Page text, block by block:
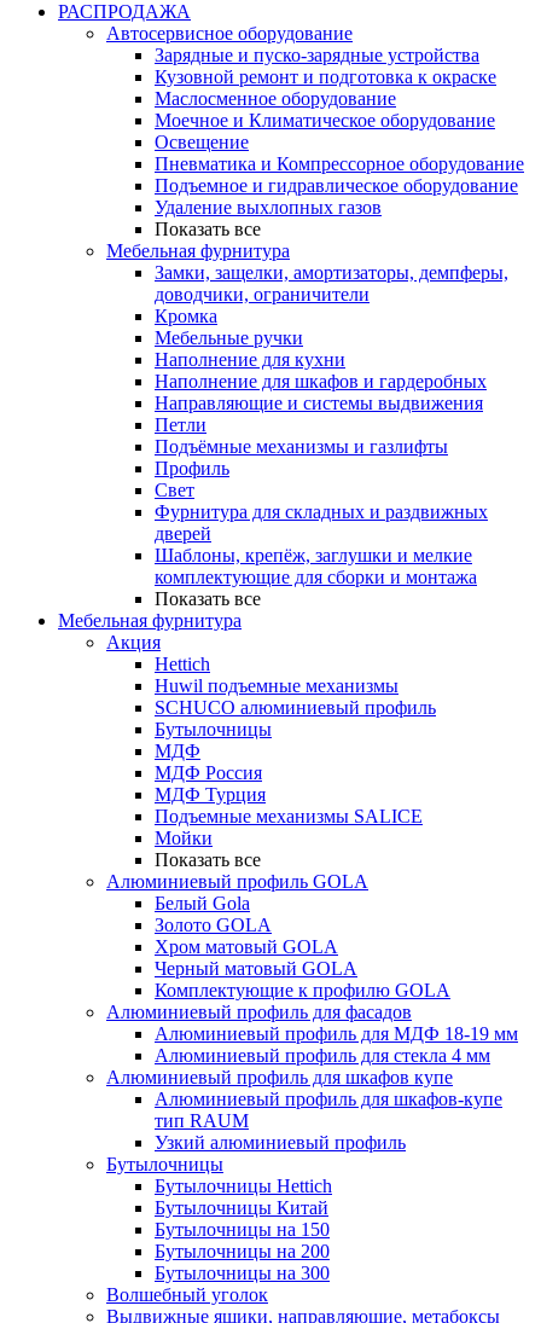
РАСПРОДАЖА
Автосервисное оборудование
Зарядные и пуско-зарядные устройства
Кузовной ремонт и подготовка к окраске
Маслосменное оборудование
Моечное и Климатическое оборудование
Освещение
Пневматика и Компрессорное оборудование
Подъемное и гидравлическое оборудование
Удаление выхлопных газов
Показать все
Мебельная фурнитура
Замки, защелки, амортизаторы, демпферы,
доводчики, ограничители
Кромка
Мебельные ручки
Наполнение для кухни
Наполнение для шкафов и гардеробных
Направляющие и системы выдвижения
Петли
Подъёмные механизмы и газлифты
Профиль
Свет
Фурнитура для складных и раздвижных
дверей
Шаблоны, крепёж, заглушки и мелкие
комплектующие для сборки и монтажа
Показать все
Мебельная фурнитура
Акция
Hettich
Huwil подъемные механизмы
SCHUCO алюминиевый профиль
Бутылочницы
МДФ
МДФ Россия
МДФ Турция
Подъемные механизмы SALICE
Мойки
Показать все
Алюминиевый профиль GOLA
Белый Gola
Золото GOLA
Хром матовый GOLA
Черный матовый GOLA
Комплектующие к профилю GOLA
Алюминиевый профиль для фасадов
Алюминиевый профиль для МДФ 18-19 мм
Алюминиевый профиль для стекла 4 мм
Алюминиевый профиль для шкафов купе
Алюминиевый профиль для шкафов-купе
тип RAUM
Узкий алюминиевый профиль
Бутылочницы
Бутылочницы Hettich
Бутылочницы Китай
Бутылочницы на 150
Бутылочницы на 200
Бутылочницы на 300
Волшебный уголок
Выдвижные ящики, направляющие, метабоксы